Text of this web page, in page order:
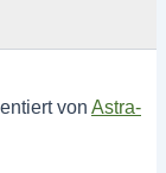
von Astra-